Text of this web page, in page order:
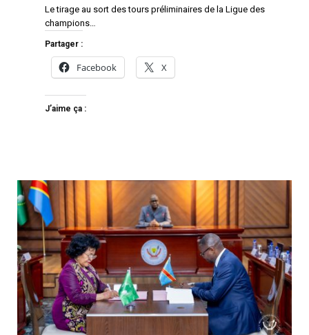
Le tirage au sort des tours préliminaires de la Ligue des
champions…
Partager :
Facebook X
J’aime ça :